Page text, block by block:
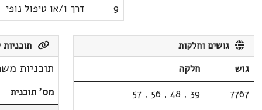
9
דרך ו/או טיפול נופי
גושים וחלקות
גוש
חלקה
7767
39
,
48
,
56
,
57
תוכניות
מס' תוכנית